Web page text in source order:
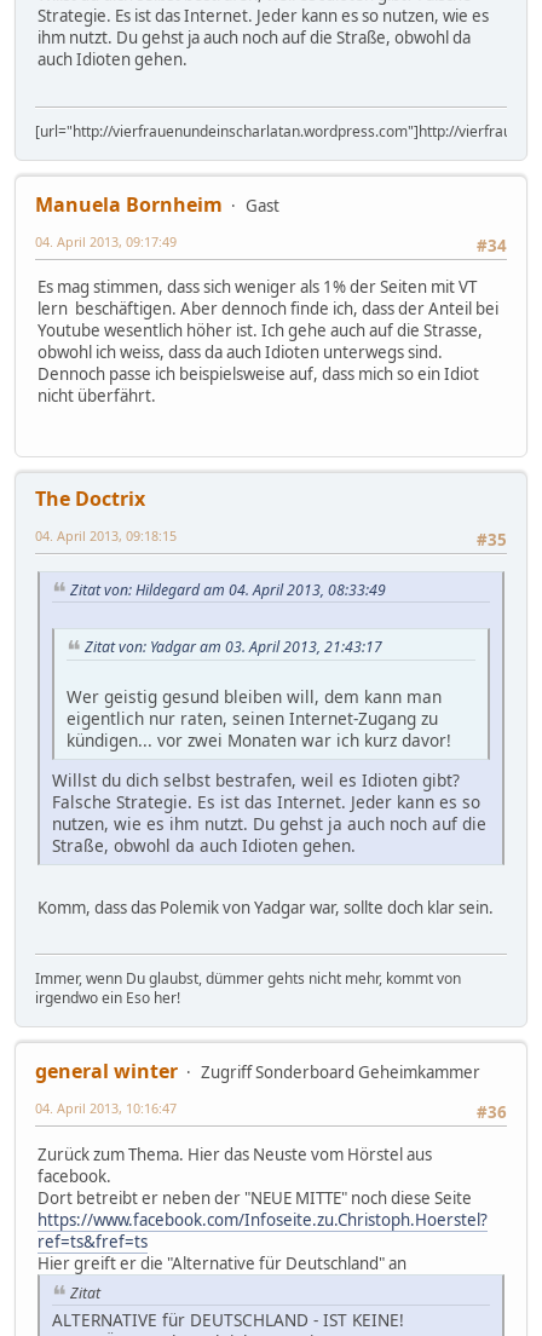
Strategie. Es ist das Internet. Jeder kann es so nutzen, wie es
ihm nutzt. Du gehst ja auch noch auf die Straße, obwohl da
auch Idioten gehen.
[url="http://vierfrauenundeinscharlatan.wordpress.com"]http://
Manuela Bornheim
Gast
#34
04. April 2013, 09:17:49
Es mag stimmen, dass sich weniger als 1% der Seiten mit VT
lern beschäftigen. Aber dennoch finde ich, dass der Anteil bei
Youtube wesentlich höher ist. Ich gehe auch auf die Strasse,
obwohl ich weiss, dass da auch Idioten unterwegs sind.
Dennoch passe ich beispielsweise auf, dass mich so ein Idiot
nicht überfährt.
The Doctrix
#35
04. April 2013, 09:18:15
Zitat von: Hildegard am 04. April 2013, 08:33:49
Zitat von: Yadgar am 03. April 2013, 21:43:17
Wer geistig gesund bleiben will, dem kann man
eigentlich nur raten, seinen Internet-Zugang zu
kündigen... vor zwei Monaten war ich kurz davor!
Willst du dich selbst bestrafen, weil es Idioten gibt?
Falsche Strategie. Es ist das Internet. Jeder kann es so
nutzen, wie es ihm nutzt. Du gehst ja auch noch auf die
Straße, obwohl da auch Idioten gehen.
Komm, dass das Polemik von Yadgar war, sollte doch klar sein.
Immer, wenn Du glaubst, dümmer gehts nicht mehr, kommt von
irgendwo ein Eso her!
general winter
Zugriff Sonderboard Geheimkammer
#36
04. April 2013, 10:16:47
Zurück zum Thema. Hier das Neuste vom Hörstel aus
facebook.
Dort betreibt er neben der "NEUE MITTE" noch diese Seite
https://www.facebook.com/Infoseite.zu.Christoph.Hoerstel?
ref=ts&fref=ts
Hier greift er die "Alternative für Deutschland" an
Zitat
ALTERNATIVE für DEUTSCHLAND - IST KEINE!